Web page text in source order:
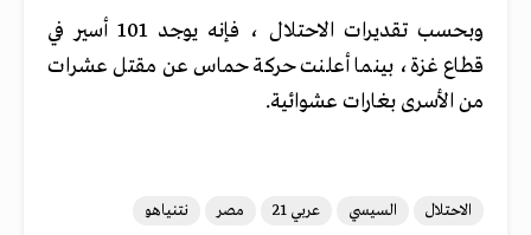
وبحسب تقديرات الاحتلال ، فإنه يوجد 101 أسير في
قطاع غزة، بينما أعلنت حركة حماس عن مقتل عشرات
من الأسرى بغارات عشوائية.
الاحتلال السيسي عربي 21 مصر نتنياهو